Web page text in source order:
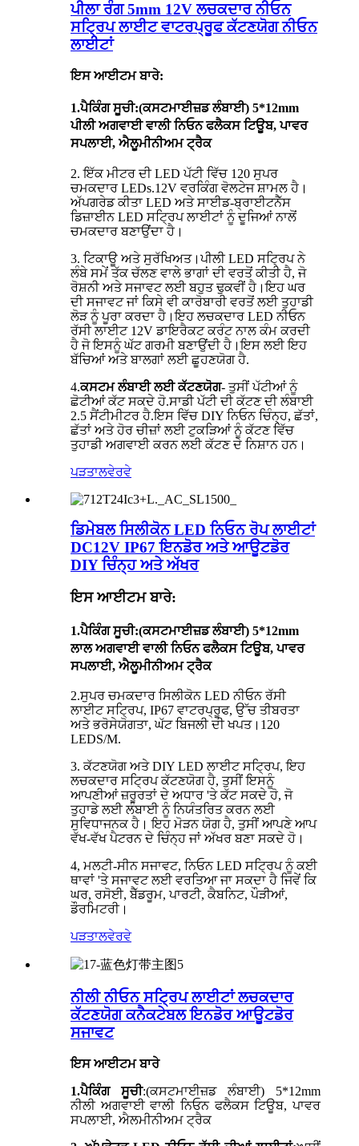
ਪੀਲਾ ਰੰਗ 5mm 12V ਲਚਕਦਾਰ ਨੀਓਨ
ਸਟ੍ਰਿਪ ਲਾਈਟ ਵਾਟਰਪ੍ਰੂਫ ਕੱਟਣਯੋਗ ਨੀਓਨ
ਲਾਈਟਾਂ
ਇਸ ਆਈਟਮ ਬਾਰੇ:
1.ਪੈਕਿੰਗ ਸੂਚੀ:(ਕਸਟਮਾਈਜ਼ਡ ਲੰਬਾਈ) 5*12mm
ਪੀਲੀ ਅਗਵਾਈ ਵਾਲੀ ਨਿਓਨ ਫਲੈਕਸ ਟਿਊਬ, ਪਾਵਰ
ਸਪਲਾਈ, ਐਲੂਮੀਨੀਅਮ ਟ੍ਰੈਕ
2. ਇੱਕ ਮੀਟਰ ਦੀ LED ਪੱਟੀ ਵਿੱਚ 120 ਸੁਪਰ
ਚਮਕਦਾਰ LEDs.12V ਵਰਕਿੰਗ ਵੋਲਟੇਜ ਸ਼ਾਮਲ ਹੈ।
ਅੱਪਗਰੇਡ ਕੀਤਾ LED ਅਤੇ ਸਾਈਡ-ਬ੍ਰਾਈਟਨੈੱਸ
ਡਿਜ਼ਾਈਨ LED ਸਟ੍ਰਿਪ ਲਾਈਟਾਂ ਨੂੰ ਦੂਜਿਆਂ ਨਾਲੋਂ
ਚਮਕਦਾਰ ਬਣਾਉਂਦਾ ਹੈ।
3. ਟਿਕਾਊ ਅਤੇ ਸੁਰੱਖਿਅਤ।ਪੀਲੀ LED ਸਟ੍ਰਿਪ ਨੇ
ਲੰਬੇ ਸਮੇਂ ਤੱਕ ਚੱਲਣ ਵਾਲੇ ਭਾਗਾਂ ਦੀ ਵਰਤੋਂ ਕੀਤੀ ਹੈ, ਜੋ
ਰੋਸ਼ਨੀ ਅਤੇ ਸਜਾਵਟ ਲਈ ਬਹੁਤ ਢੁਕਵੀਂ ਹੈ।ਇਹ ਘਰ
ਦੀ ਸਜਾਵਟ ਜਾਂ ਕਿਸੇ ਵੀ ਕਾਰੋਬਾਰੀ ਵਰਤੋਂ ਲਈ ਤੁਹਾਡੀ
ਲੋੜ ਨੂੰ ਪੂਰਾ ਕਰਦਾ ਹੈ।ਇਹ ਲਚਕਦਾਰ LED ਨੀਓਨ
ਰੱਸੀ ਲਾਈਟ 12V ਡਾਇਰੈਕਟ ਕਰੰਟ ਨਾਲ ਕੰਮ ਕਰਦੀ
ਹੈ ਜੋ ਇਸਨੂੰ ਘੱਟ ਗਰਮੀ ਬਣਾਉਂਦੀ ਹੈ।ਇਸ ਲਈ ਇਹ
ਬੱਚਿਆਂ ਅਤੇ ਬਾਲਗਾਂ ਲਈ ਛੂਹਣਯੋਗ ਹੈ.
4.ਕਸਟਮ ਲੰਬਾਈ ਲਈ ਕੱਟਣਯੋਗ- ਤੁਸੀਂ ਪੱਟੀਆਂ ਨੂੰ
ਛੋਟੀਆਂ ਕੱਟ ਸਕਦੇ ਹੋ.ਸਾਡੀ ਪੱਟੀ ਦੀ ਕੱਟਣ ਦੀ ਲੰਬਾਈ
2.5 ਸੈਂਟੀਮੀਟਰ ਹੈ.ਇਸ ਵਿੱਚ DIY ਨਿਓਨ ਚਿੰਨ੍ਹ, ਛੱਤਾਂ,
ਛੱਤਾਂ ਅਤੇ ਹੋਰ ਚੀਜ਼ਾਂ ਲਈ ਟੁਕੜਿਆਂ ਨੂੰ ਕੱਟਣ ਵਿੱਚ
ਤੁਹਾਡੀ ਅਗਵਾਈ ਕਰਨ ਲਈ ਕੱਟਣ ਦੇ ਨਿਸ਼ਾਨ ਹਨ।
ਪੜਤਾਲਵੇਰਵੇ
ਡਿਮੇਬਲ ਸਿਲੀਕੋਨ LED ਨਿਓਨ ਰੋਪ ਲਾਈਟਾਂ
DC12V IP67 ਇਨਡੋਰ ਅਤੇ ਆਊਟਡੋਰ
DIY ਚਿੰਨ੍ਹ ਅਤੇ ਅੱਖਰ
ਇਸ ਆਈਟਮ ਬਾਰੇ:
1.ਪੈਕਿੰਗ ਸੂਚੀ:(ਕਸਟਮਾਈਜ਼ਡ ਲੰਬਾਈ) 5*12mm
ਲਾਲ ਅਗਵਾਈ ਵਾਲੀ ਨਿਓਨ ਫਲੈਕਸ ਟਿਊਬ, ਪਾਵਰ
ਸਪਲਾਈ, ਐਲੂਮੀਨੀਅਮ ਟ੍ਰੈਕ
2.ਸੁਪਰ ਚਮਕਦਾਰ ਸਿਲੀਕੋਨ LED ਨੀਓਨ ਰੱਸੀ
ਲਾਈਟ ਸਟ੍ਰਿਪ, IP67 ਵਾਟਰਪ੍ਰੂਫ, ਉੱਚ ਤੀਬਰਤਾ
ਅਤੇ ਭਰੋਸੇਯੋਗਤਾ, ਘੱਟ ਬਿਜਲੀ ਦੀ ਖਪਤ।120
LEDS/M.
3. ਕੱਟਣਯੋਗ ਅਤੇ DIY LED ਲਾਈਟ ਸਟ੍ਰਿਪ, ਇਹ
ਲਚਕਦਾਰ ਸਟ੍ਰਿਪ ਕੱਟਣਯੋਗ ਹੈ, ਤੁਸੀਂ ਇਸਨੂੰ
ਆਪਣੀਆਂ ਜ਼ਰੂਰਤਾਂ ਦੇ ਅਧਾਰ 'ਤੇ ਕੱਟ ਸਕਦੇ ਹੋ, ਜੋ
ਤੁਹਾਡੇ ਲਈ ਲੰਬਾਈ ਨੂੰ ਨਿਯੰਤਰਿਤ ਕਰਨ ਲਈ
ਸੁਵਿਧਾਜਨਕ ਹੈ। ਇਹ ਮੋੜਨ ਯੋਗ ਹੈ, ਤੁਸੀਂ ਆਪਣੇ ਆਪ
ਵੱਖ-ਵੱਖ ਪੈਟਰਨ ਦੇ ਚਿੰਨ੍ਹ ਜਾਂ ਅੱਖਰ ਬਣਾ ਸਕਦੇ ਹੋ।
4, ਮਲਟੀ-ਸੀਨ ਸਜਾਵਟ, ਨਿਓਨ LED ਸਟ੍ਰਿਪ ਨੂੰ ਕਈ
ਥਾਵਾਂ 'ਤੇ ਸਜਾਵਟ ਲਈ ਵਰਤਿਆ ਜਾ ਸਕਦਾ ਹੈ ਜਿਵੇਂ ਕਿ
ਘਰ, ਰਸੋਈ, ਬੈੱਡਰੂਮ, ਪਾਰਟੀ, ਕੈਬਨਿਟ, ਪੌੜੀਆਂ,
ਡੌਰਮਿਟਰੀ।
ਪੜਤਾਲਵੇਰਵੇ
ਨੀਲੀ ਨੀਓਨ ਸਟ੍ਰਿਪ ਲਾਈਟਾਂ ਲਚਕਦਾਰ
ਕੱਟਣਯੋਗ ਕਨੈਕਟੇਬਲ ਇਨਡੋਰ ਆਊਟਡੋਰ
ਸਜਾਵਟ
ਇਸ ਆਈਟਮ ਬਾਰੇ
1.ਪੈਕਿੰਗ ਸੂਚੀ:(ਕਸਟਮਾਈਜ਼ਡ ਲੰਬਾਈ) 5*12mm
ਨੀਲੀ ਅਗਵਾਈ ਵਾਲੀ ਨਿਓਨ ਫਲੈਕਸ ਟਿਊਬ, ਪਾਵਰ
ਸਪਲਾਈ, ਐਲਮੀਨੀਅਮ ਟ੍ਰੈਕ